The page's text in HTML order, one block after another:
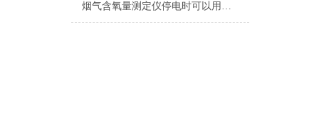
烟气含氧量测定仪停电时可以用吗？